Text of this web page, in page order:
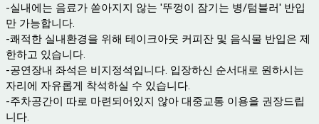
-실내에는 음료가 쏟아지지 않는 '뚜껑이 잠기는 병/텀블러' 반입
만 가능합니다.
-쾌적한 실내환경을 위해 테이크아웃 커피잔 및 음식물 반입은 제
한하고 있습니다.
-공연장내 좌석은 비지정석입니다. 입장하신 순서대로 원하시는
자리에 자유롭게 착석하실 수 있습니다.
-주차공간이 따로 마련되어있지 않아 대중교통 이용을 권장드립
니다.